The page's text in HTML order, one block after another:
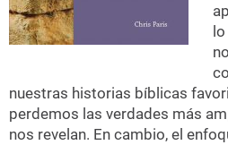
nuestras historias bíblicas
perdemos las verdades más
nos revelan. En cambio, el